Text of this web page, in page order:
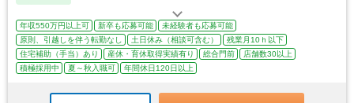
年収550万円以上可 新卒も応募可能
未経験者も応募可能
原則、引越しを伴う転勤なし
土日休み（相談可含む）
残業月10ｈ以下
住宅補助（手当）あり
産休・育休取得実績有り 総合門前
店舗数30以上
積極採用中
夏～秋入職可 年間休日120日以上